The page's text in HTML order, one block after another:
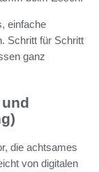
einfache
Schritt für Schritt
ganz
die achtsames
von digitalen